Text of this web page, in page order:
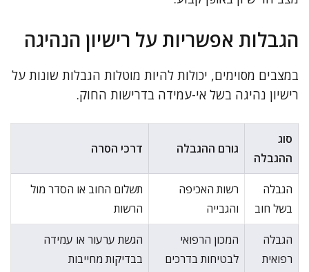
הגבלות אפשריות על רישיון הנהיגה
במצבים מסוימים, יכולות להיות מוטלות הגבלות שונות על
רישיון נהיגה בשל אי-עמידה בדרישות החוק.
סוג
ההגבלה
גורם ההגבלה דרכי הסרה
הגבלה
בשל חוב
רשות האכיפה
והגבייה
תשלום החוב או הסדר מול
הרשות
הגבלה
רפואית
המכון הרפואי
לבטיחות בדרכים
הגשת ערעור או עמידה
בבדיקות מחייבות